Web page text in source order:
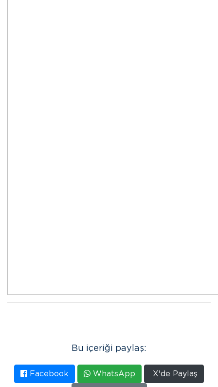
Bu içeriği paylaş:
Facebook WhatsApp
X'de Paylaş